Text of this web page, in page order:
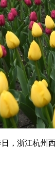
浙江杭州